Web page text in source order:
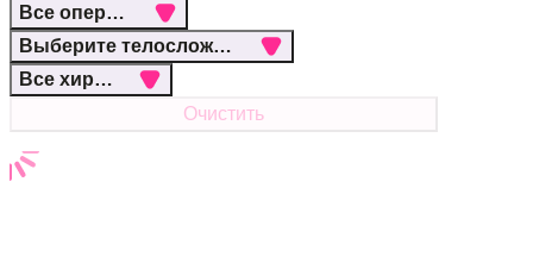
Все операции
Выберите телосложение
Все хирурги
Очистить